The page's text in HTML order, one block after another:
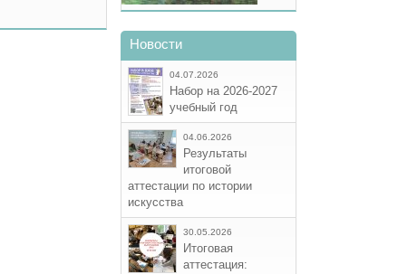
Новости
04.07.2026
Набор на 2026-2027
учебный год
04.06.2026
Результаты
итоговой
аттестации по истории
искусства
30.05.2026
Итоговая
аттестация: